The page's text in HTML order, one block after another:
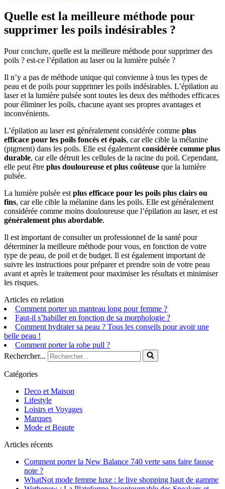
Quelle est la meilleure méthode pour
supprimer les poils indésirables ?
Pour conclure, quelle est la meilleure méthode pour supprimer des
poils ? est-ce l’épilation au laser ou la lumière pulsée ?
Il n’y a pas de méthode unique qui convienne à tous les types de
peau et de poils pour supprimer les poils indésirables. L’épilation au
laser et la lumière pulsée sont toutes les deux des méthodes efficaces
pour éliminer les poils, chacune ayant ses propres avantages et
inconvénients.
L’épilation au laser est généralement considérée comme plus
efficace pour les poils foncés et épais, car elle cible la mélanine
(pigment) dans les poils. Elle est également considérée comme plus
durable, car elle détruit les cellules de la racine du poil. Cependant,
elle peut être plus douloureuse et plus coûteuse que la lumière
pulsée.
La lumière pulsée est plus efficace pour les poils plus clairs ou
fins, car elle cible la mélanine dans les poils. Elle est généralement
considérée comme moins douloureuse que l’épilation au laser, et est
généralement plus abordable.
Il est important de consulter un professionnel de la santé pour
déterminer la meilleure méthode pour vous, en fonction de votre
type de peau, de poil et de budget. Il est également important de
suivre les instructions pour préparer et prendre soin de votre peau
avant et après le traitement pour maximiser les résultats et minimiser
les risques.
Articles en relation
Comment porter un manteau long pour femme ?
Faut-il s’habiller en fonction de sa morphologie ?
Comment hydrater sa peau ? Tous les conseils pour avoir une
belle peau !
Comment porter la robe pull ?
Rechercher...
Catégories
Deco et Maison
Lifestyle
Loisirs et Voyages
Marques
Mode et Beaute
Articles récents
Comment porter la New Balance 740 verte sans faire fausse
note ?
WhatNot mode femme luxe : le live shopping haut de gamme